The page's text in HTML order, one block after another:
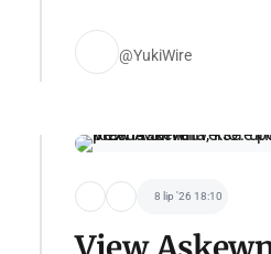
@YukiWire
8 lip '26 18:10